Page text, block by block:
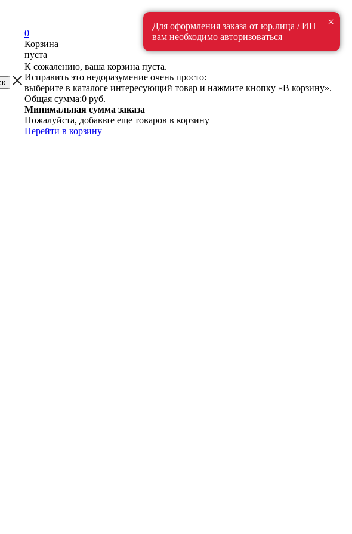
0
Корзина
пуста
К сожалению, ваша корзина пуста.
Исправить это недоразумение очень просто:
выберите в каталоге интересующий товар и нажмите кнопку «В корзину».
Общая сумма:0 руб.
Минимальная сумма заказа
Пожалуйста, добавьте еще товаров в корзину
Перейти в корзину
×
Для оформления заказа от юр.лица / ИП
вам необходимо авторизоваться